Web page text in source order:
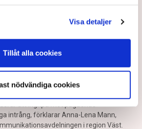
Visa detaljer
Tillåt alla cookies
nödvändiga cookies
intrång, förklarar Anna-Lena Mann,
i region Väst.